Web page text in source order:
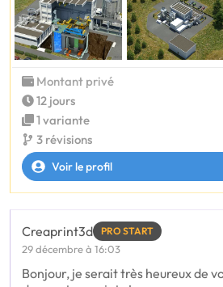
Montant privé
12 jours
1 variante
3 révisions
Voir le profil
Creaprint3d PRO START
29 décembre à 16:03
Bonjour, je serait très heureux de